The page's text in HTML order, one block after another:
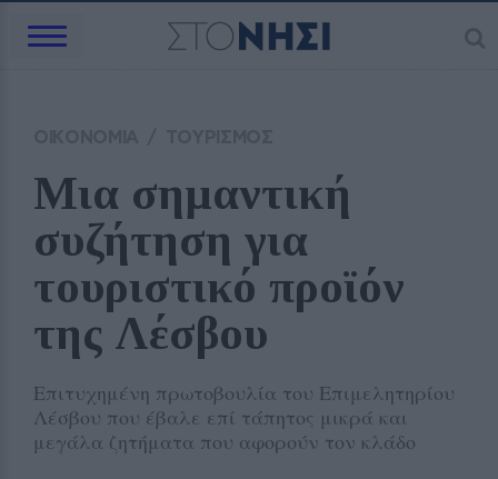
Μια σημαντική
συζήτηση για
τουριστικό προϊόν
της Λέσβου
Επιτυχημένη πρωτοβουλία του Επιμελητηρίου
Λέσβου που έβαλε επί τάπητος μικρά και
μεγάλα ζητήματα που αφορούν τον κλάδο